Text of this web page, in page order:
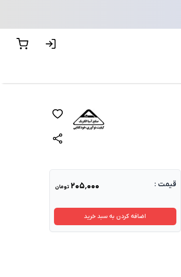
قیمت : ۲۰۵٬۰۰۰ تومان
اضافه کردن به سبد خرید